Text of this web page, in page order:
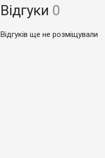
Відгуки 0
Відгуків ще не розміщували